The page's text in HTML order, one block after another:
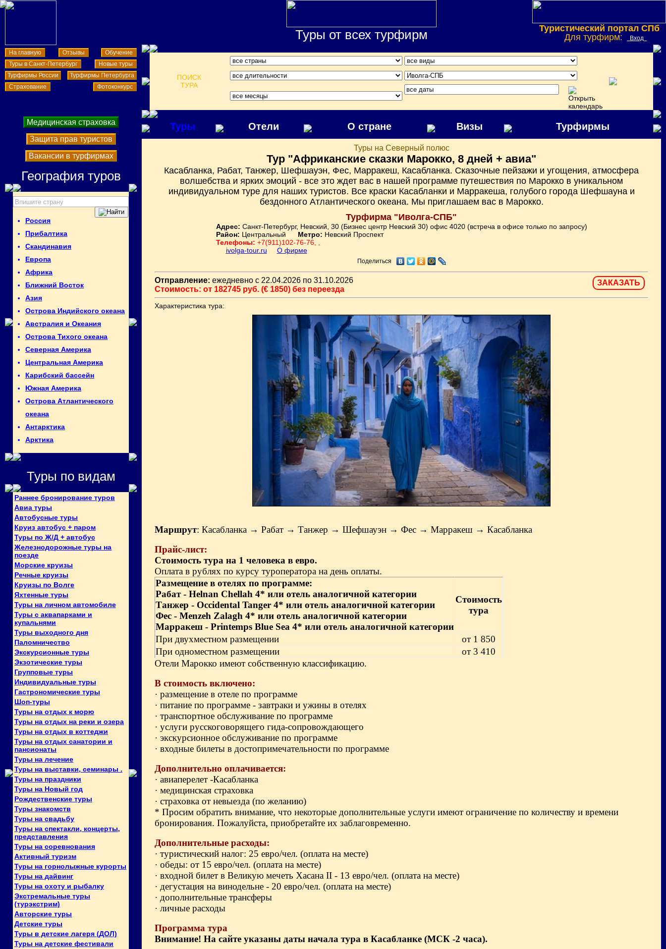
Туры от всех турфирм
Туристический портал СПб
Для турфирм:
Вход
На главную Отзывы
Обучение
Туры в Санкт-Петербург
Новые туры
Турфирмы России
Турфирмы Петербурга
Страхование
Фотоконкурс
ПОИСК
ТУРА
Медицинская страховка
Защита прав туристов
Вакансии в турфирмах
География туров
Россия
Прибалтика
Скандинавия
Европа
Африка
Ближний Восток
Азия
Острова Индийского океана
Австралия и Океания
Острова Тихого океана
Северная Америка
Центральная Америка
Карибский бассейн
Южная Америка
Острова Атлантического
океана
Антарктика
Арктика
Туры по видам
Раннее бронирование туров
Авиа туры
Автобусные туры
Круиз автобус + паром
Туры по Ж/Д + автобус
Железнодорожные туры на
поезде
Морские круизы
Речные круизы
Круизы по Волге
Яхтенные туры
Туры на личном автомобиле
Туры с аквапарками и
купальнями
Туры выходного дня
Паломничество
Экскурсионные туры
Экзотические туры
Групповые туры
Индивидуальные туры
Гастрономические туры
Шоп-туры
Туры на отдых к морю
Туры на отдых на реки и озера
Туры на отдых в коттеджи
Туры на отдых санатории и
пансионаты
Туры на лечение
Туры на выставки, семинары .
Туры на праздники
Туры на Новый год
Рождественские туры
Туры знакомств
Туры на свадьбу
Туры на спектакли, концерты,
представления
Туры на соревнования
Активный туризм
Туры на горнолыжные курорты
Туры на дайвинг
Туры на охоту и рыбалку
Экстремальные туры
(турэкстрим)
Авторские туры
Детские туры
Туры в детские лагеря (ДОЛ)
Туры на детские фестивали
Туры Отели О стране Визы Турфирмы
Туры на Северный полюс
Тур "Африканские сказки Марокко, 8 дней + авиа"
Касабланка, Рабат, Танжер, Шефшауэн, Фес, Марракеш, Касабланка. Сказочные пейзажи и угощения, атмосфера
волшебства и ярких эмоций - все это ждет вас в нашей программе путешествия по Марокко в уникальном
индивидуальном туре для наших туристов. Все краски Касабланки и Марракеша, голубого города Шефшауна и
бездонного Атлантического океана. Мы приглашаем вас в Марокко.
Турфирма "Иволга-СПБ"
Адрес: Санкт-Петербург, Невский, 30 (Бизнес центр Невский 30) офис 4020 (встреча в офисе только по запросу)
Район: Центральный Метро: Невский Проспект
Телефоны: +7(911)102-76-76, ,
ivolga-tour.ru
О фирме
Поделиться
ЗАКАЗАТЬ
Отправление: ежедневно с 22.04.2026 по 31.10.2026
Стоимость: от 182745 руб. (€ 1850) без переезда
Характеристика тура:
Маршрут: Касабланка → Рабат → Танжер → Шефшауэн → Фес → Марракеш → Касабланка
Прайс-лист:
Стоимость тура на 1 человека в евро.
Оплата в рублях по курсу туроператора на день оплаты.
Размещение в отелях по программе:
Рабат - Helnan Chellah 4* или отель аналогичной категории
Танжер - Occidental Tanger 4* или отель аналогичной категории
Фес - Menzeh Zalagh 4* или отель аналогичной категории
Марракеш - Printemps Blue Sea 4* или отель аналогичной категории
Стоимость
тура
При двухместном размещении
от 1 850
При одноместном размещении
от 3 410
Отели Марокко имеют собственную классификацию.
В стоимость включено:
· размещение в отеле по программе
· питание по программе - завтраки и ужины в отелях
· транспортное обслуживание по программе
· услуги русскоговорящего гида-сопровождающего
· экскурсионное обслуживание по программе
· входные билеты в достопримечательности по программе
Дополнительно оплачивается:
· авиаперелет -Касабланка
· медицинская страховка
· страховка от невыезда (по желанию)
* Просим обратить внимание, что некоторые дополнительные услуги имеют ограничение по количеству и времени
бронирования. Пожалуйста, приобретайте их заблаговременно.
Дополнительные расходы:
· туристический налог: 25 евро/чел. (оплата на месте)
· обеды: от 15 евро/чел. (оплата на месте)
· входной билет в Великую мечеть Хасана II - 13 евро/чел. (оплата на месте)
· дегустация на винодельне - 20 евро/чел. (оплата на месте)
· дополнительные трансферы
· личные расходы
Программа тура
Внимание! На сайте указаны даты начала тура в Касабланке (МСК -2 часа).